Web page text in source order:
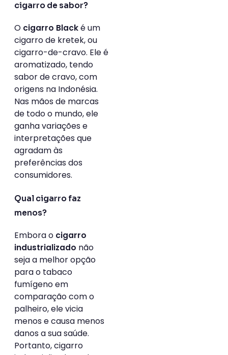
cigarro de sabor?
O cigarro Blacké um
cigarro de kretek, ou
cigarro-de-cravo. Ele é
aromatizado, tendo
sabor de cravo, com
origens na Indonésia.
Nas mãos de marcas
de todo o mundo, ele
ganha variações e
interpretações que
agradam às
preferências dos
consumidores.
Qual cigarro faz
menos?
Embora o cigarro
industrializado não
seja a melhor opção
para o tabaco
fumígeno em
comparação com o
palheiro, ele vicia
menos e causa menos
danos a sua saúde.
Portanto, cigarro